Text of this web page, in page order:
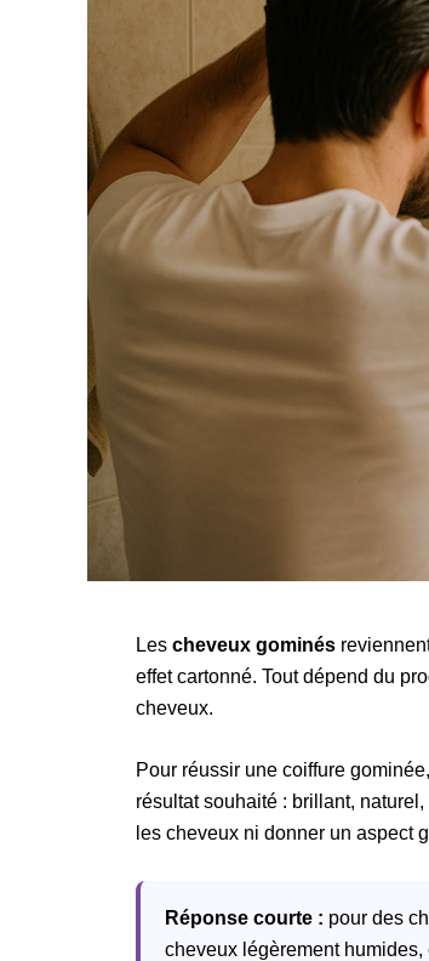
Les cheveux gominés
effet cartonné. Tout dépend du
cheveux.
Pour réussir une coiffure
résultat souhaité : brillant,
les cheveux ni donner un aspect
Réponse courte : pour des
cheveux légèrement